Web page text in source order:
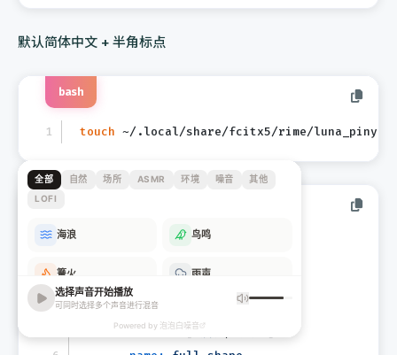
默认简体中文 + 半角标点
touch ~/.local/share/fcitx5/rime/
bash
- name:
reset:
states: [